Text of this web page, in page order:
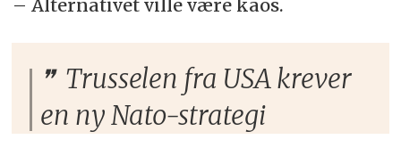
– Alternativet ville være kaos.
Trusselen fra USA krever
en ny Nato-strategi